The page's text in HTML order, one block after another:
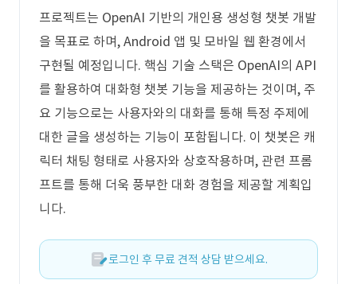
프로젝트는 OpenAI 기반의 개인용 생성형 챗봇 개발
을 목표로 하며, Android 앱 및 모바일 웹 환경에서
구현될 예정입니다. 핵심 기술 스택은 OpenAI의 API
를 활용하여 대화형 챗봇 기능을 제공하는 것이며, 주
요 기능으로는 사용자와의 대화를 통해 특정 주제에
대한 글을 생성하는 기능이 포함됩니다. 이 챗봇은 캐
릭터 채팅 형태로 사용자와 상호작용하며, 관련 프롬
프트를 통해 더욱 풍부한 대화 경험을 제공할 계획입
니다.
로그인 후 무료 견적 상담 받으세요.